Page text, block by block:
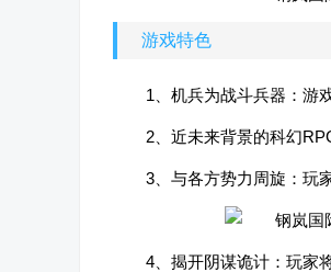
游戏特色
1、机兵为战斗兵器：游
2、近未来背景的科幻
3、与各方势力周旋：玩
4、揭开阴谋诡计：玩家